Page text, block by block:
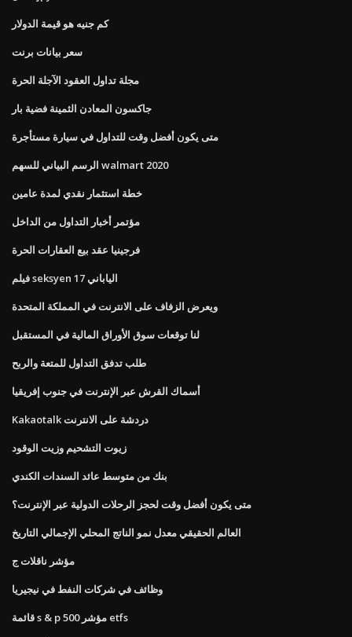
كم جنيه هو قيمة الدولار
سعر بيانات برنت
مجلة تداول العقود الآجلة الحرة
جاكسون المعادن الثمينة فضية بار
متى يكون أفضل وقت للتداول في سيارة مستأجرة
الرسم البياني للسهم walmart 2020
خطة استثمار نقدي لمدة عامين
مؤتمر أخبار التداول من الداخل
فرجينيا عقد بيع العقارات الحرة
فيلم seksyen الياباني 17
ويعرض الزفاف على الانترنت في المملكة المتحدة
لنا توقعات سوق الأوراق المالية في المستقبل
طلب تدفق التداول للمتعة والربح
أسماك القرش عبر الإنترنت في جنوب إفريقيا
Kakaotalk دردشة على الانترنت
زيوت التشحيم وزيت الوقود
بنك من متوسط ​​عائد السندات الكندي
متى يكون أفضل وقت لحجز الرحلات الدولية عبر الإنترنت؟
العالم الحقيقي معدل نمو الناتج المحلي الإجمالي التاريخ
مؤشر ناقلات ج
وظائف في شركات النفط في نيجيريا
قائمة s & p 500 مؤشر etfs